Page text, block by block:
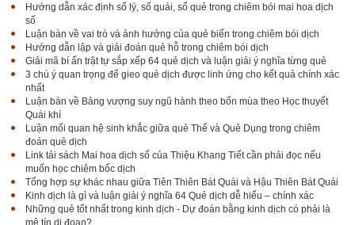
Hướng dẫn xác định số lý, số quái, số quẻ trong chiêm bói mai hoa dịch
số
Luận bàn về vai trò và ảnh hưởng của quẻ biến trong chiêm bói dịch
Hướng dẫn lập và giải đoán quẻ hỗ trong chiêm bói dịch
Giải mã bí ấn trật tự sắp xếp 64 quẻ dịch và luận giải ý nghĩa từng quẻ
3 chú ý quan trọng để gieo quẻ dịch được linh ứng cho kết quả chính xác
nhất
Luận bàn về Bảng vượng suy ngũ hành theo bốn mùa theo Học thuyết
Quái khí
Luận mối quan hệ sinh khắc giữa quẻ Thể và Quẻ Dụng trong chiêm
đoán quẻ dịch
Link tải sách Mai hoa dịch số của Thiệu Khang Tiết cần phải đọc nếu
muốn học chiêm bốc dịch
Tổng hợp sự khác nhau giữa Tiên Thiên Bát Quái và Hậu Thiên Bát Quái
Kinh dịch là gì và luận giải ý nghĩa 64 Quẻ dịch dễ hiểu – chính xác
Những quẻ tốt nhất trong kinh dịch - Dự đoán bằng kinh dịch có phải là
mê tín dị đoan?